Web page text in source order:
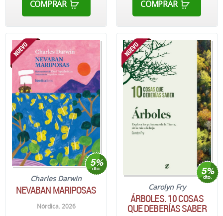
COMPRAR COMPRAR
Charles Darwin
NEVABAN MARIPOSAS
Nórdica. 2026
Carolyn Fry
ÁRBOLES. 10 COSAS
QUE DEBERÍAS SABER